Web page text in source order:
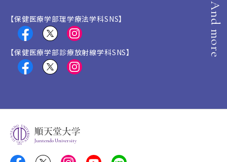
And more
【保健医療学部理学療法学科SNS】
【保健医療学部診療放射線学科SNS】
Juntendo University